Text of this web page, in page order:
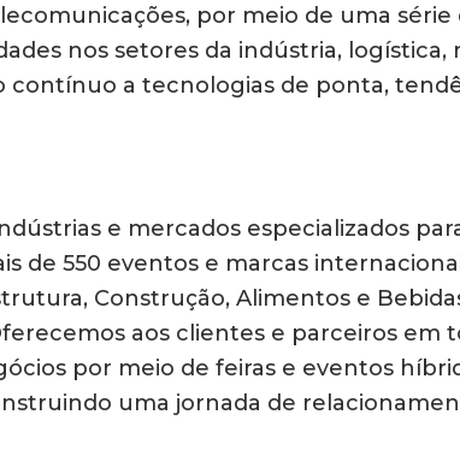
por meio de uma série
nos setores da indústria, logística,
a tecnologias de ponta,
e mercados especializados
de 550 eventos e marcas
Construção, Alimentos e
aos clientes e parceiros em
por meio de feiras e eventos
uma jornada de